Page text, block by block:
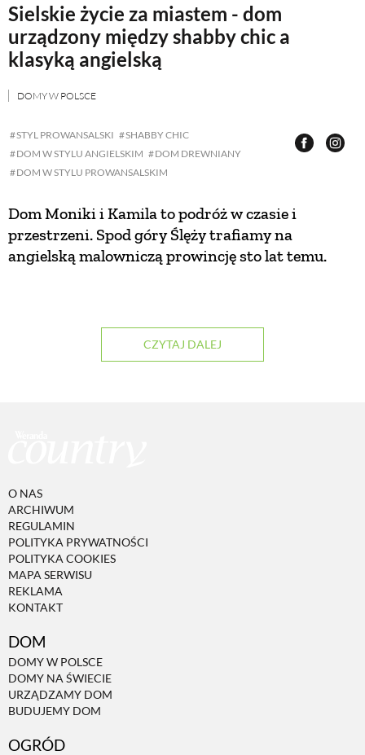
Sielskie życie za miastem - dom
urządzony między shabby chic a
klasyką angielską
DOMY W POLSCE
STYL PROWANSALSKI
SHABBY CHIC
DOM W STYLU ANGIELSKIM
DOM DREWNIANY
DOM W STYLU PROWANSALSKIM
Dom Moniki i Kamila to podróż w czasie i
przestrzeni. Spod góry Ślęży trafiamy na
angielską malowniczą prowincję sto lat temu.
CZYTAJ DALEJ
O NAS
ARCHIWUM
REGULAMIN
POLITYKA PRYWATNOŚCI
POLITYKA COOKIES
MAPA SERWISU
REKLAMA
KONTAKT
DOM
DOMY W POLSCE
DOMY NA ŚWIECIE
URZĄDZAMY DOM
BUDUJEMY DOM
OGRÓD
ZWIERZĘTA W NATURZE
GRZYBY
RĘKODZIEŁO
RZEMIOSŁO
ZRÓB TO SAM